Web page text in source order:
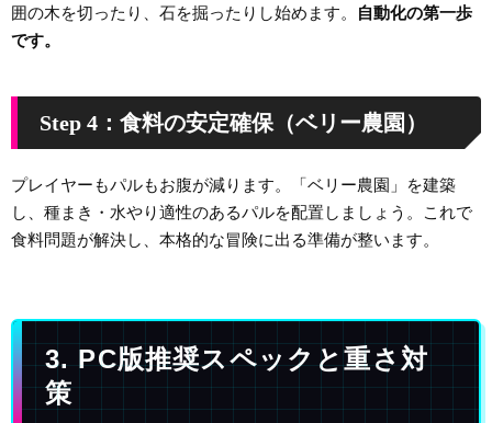
囲の木を切ったり、石を掘ったりし始めます。 自動化の第一歩
です。
Step 4：食料の安定確保（ベリー農園）
プレイヤーもパルもお腹が減ります。「ベリー農園」を建築
し、種まき・水やり適性のあるパルを配置しましょう。これで
食料問題が解決し、本格的な冒険に出る準備が整います。
3. PC版推奨スペックと重さ対
策